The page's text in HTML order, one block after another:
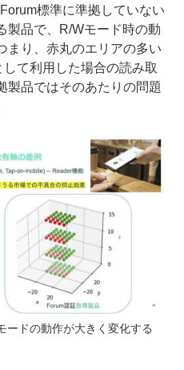
標準に準拠していない
製品で、R/Wモード時の動
まり、赤丸のエリアの多い
て利用した場合の読み取
製品ではそのあたりの問題
ードの動作が大きく変化する